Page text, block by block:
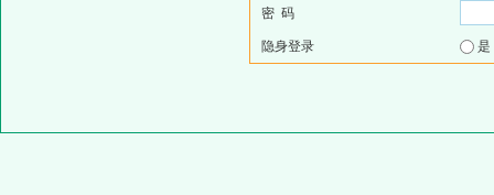
密 码
隐身登录